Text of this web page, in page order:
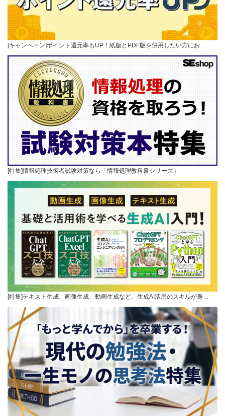
[キャンペーン]ポイント還元率もUP！紙版とPDF版を併用したい方にお…
[特集]情報処理技術者試験対策なら「情報処理教科書シリーズ」
[特集]テキスト生成、画像生成、動画生成など、生成AI活用のスキルが身…